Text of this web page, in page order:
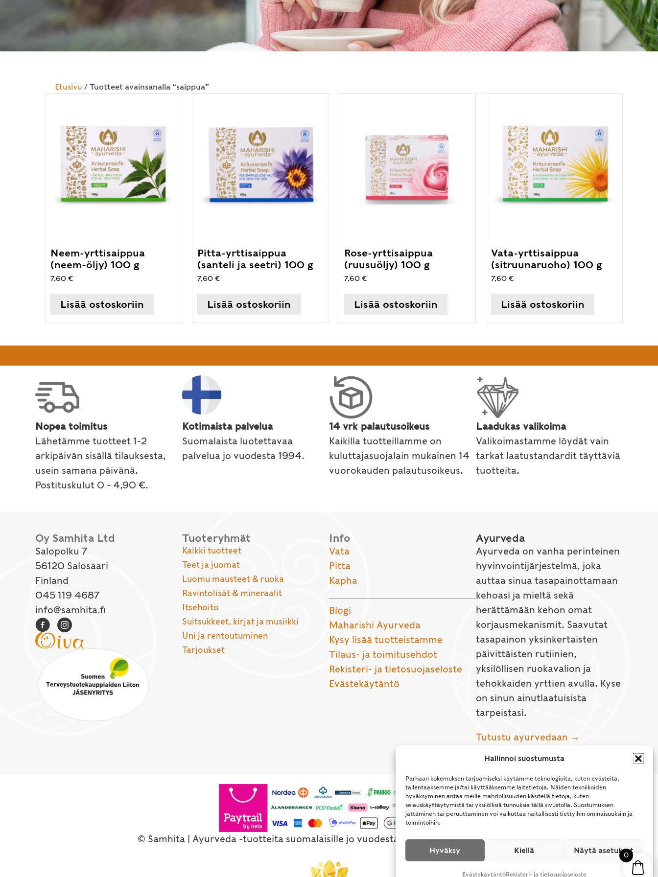
Hallinnoi suostumusta
Parhaan kokemuksen tarjoamiseksi käytämme teknologioita, kuten evästeitä,
tallentaaksemme ja/tai käyttääksemme laitetietoja. Näiden tekniikoiden
hyväksyminen antaa meille mahdollisuuden käsitellä tietoja, kuten
selauskäyttäytymistä tai yksilöllisiä tunnuksia tällä sivustolla. Suostumuksen
jättäminen tai peruuttaminen voi vaikuttaa haitallisesti tiettyihin ominaisuuksiin ja
toimintoihin.
Hyväksy Kiellä Näytä asetukset
EvästekäytäntöRekisteri- ja tietosuojaseloste
Etusivu / Tuotteet avainsanalla “saippua”
Neem-yrttisaippua
(neem-öljy) 100 g
7,60 €
Lisää ostoskoriin
Pitta-yrttisaippua
(santeli ja seetri) 100 g
7,60 €
Lisää ostoskoriin
Rose-yrttisaippua
(ruusuöljy) 100 g
7,60 €
Lisää ostoskoriin
Vata-yrttisaippua
(sitruunaruoho) 100 g
7,60 €
Lisää ostoskoriin
Nopea toimitus
Lähetämme tuotteet 1-2
arkipäivän sisällä tilauksesta,
usein samana päivänä.
Postituskulut 0 - 4,90 €.
Kotimaista palvelua
Suomalaista luotettavaa
palvelua jo vuodesta 1994.
14 vrk palautusoikeus
Kaikilla tuotteillamme on
kuluttajasuojalain mukainen 14
vuorokauden palautusoikeus.
Laadukas valikoima
Valikoimastamme löydät vain
tarkat laatustandardit täyttäviä
tuotteita.
Oy Samhita Ltd
Salopolku 7
56120 Salosaari
Finland
045 119 4687
info@samhita.fi
Tuoteryhmät
Kaikki tuotteet
Teet ja juomat
Luomu mausteet & ruoka
Ravintolisät & mineraalit
Itsehoito
Suitsukkeet, kirjat ja musiikki
Uni ja rentoutuminen
Tarjoukset
Info
Vata
Pitta
Kapha
Blogi
Maharishi Ayurveda
Kysy lisää tuotteistamme
Tilaus- ja toimitusehdot
Rekisteri- ja tietosuojaseloste
Evästekäytäntö
Ayurveda
Ayurveda on vanha perinteinen
hyvinvointijärjestelmä, joka
auttaa sinua tasapainottamaan
kehoasi ja mieltä sekä
herättämään kehon omat
korjausmekanismit. Saavutat
tasapainon yksinkertaisten
päivittäisten rutiinien,
yksilöllisen ruokavalion ja
tehokkaiden yrttien avulla. Kyse
on sinun ainutlaatuisista
tarpeistasi.
Tutustu ayurvedaan →
© Samhita | Ayurveda -tuotteita suomalaisille jo vuodesta 1994. All Rights Reserved.
0